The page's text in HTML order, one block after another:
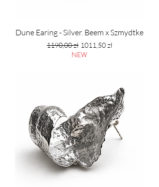
Dune Earing - Silver. Beem x Szmydtke
Regularna cena
1190,00 zł Cena rabatowa
1011,50 zł
NEW